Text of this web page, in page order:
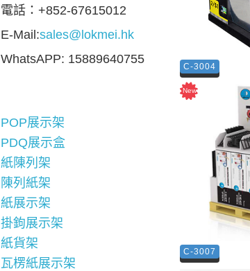
電話：+852-67615012
E-Mail:sales@lokmei.hk
WhatsAPP: 15889640755
POP展示架
PDQ展示盒
紙陳列架
陳列紙架
紙展示架
掛鉤展示架
紙貨架
瓦楞紙展示架
C-3004
C-3007